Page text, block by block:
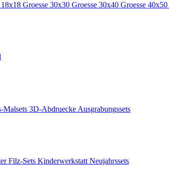
18x18 Groesse 30x30 Groesse 30x40 Groesse 40x50
Malsets 3D-Abdruecke Ausgrabungssets
Filz-Sets Kinderwerkstatt Neujahrssets